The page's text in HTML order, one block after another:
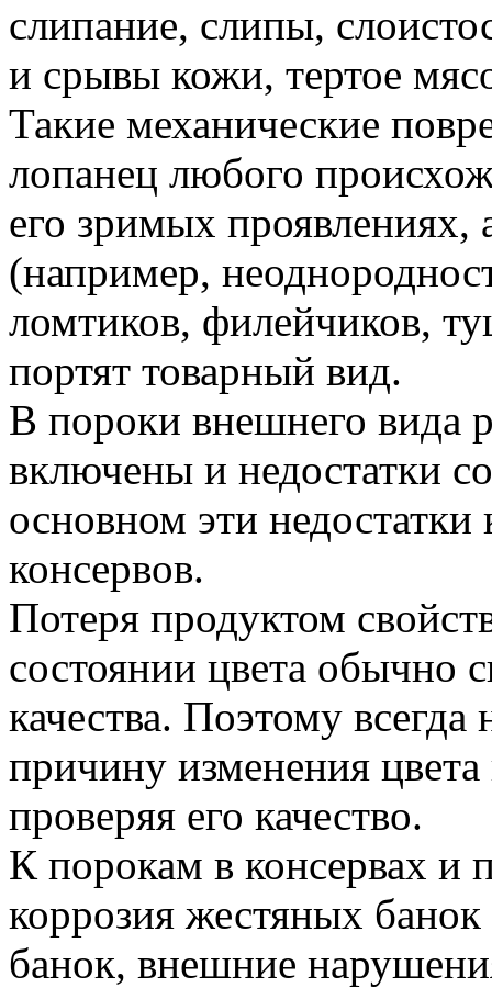
слипание, слипы,
и срывы кожи, тертое
Такие механические
лопанец любого
его зримых проявлениях,
(например,
ломтиков, филейчиков,
портят товарный вид.
В пороки внешнего вида
включены и недостатки
основном эти недостатки
консервов.
Потеря продуктом
состоянии цвета обычно
качества. Поэтому всегда
причину изменения
проверяя его качество.
К порокам в консервах и
коррозия жестяных
банок, внешние